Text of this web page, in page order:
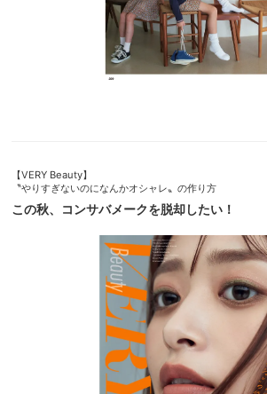
【VERY Beauty】
〝やりすぎないのになんかオシャレ〟の作り方
この秋、コンサバメークを脱却したい！